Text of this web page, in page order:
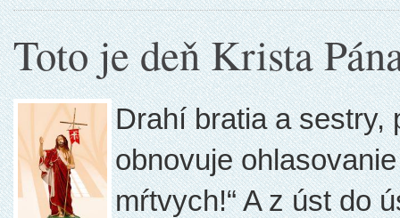
Toto je deň Krista
Drahí bratia a sestry,
obnovuje
mŕtvych!“ A z úst do